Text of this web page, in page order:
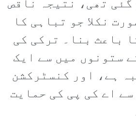
دی گئی تھی، نتیجہ ناقص
نکلا جو تباہی کا
باعث بنا۔ ترکی کی
ستونوں میں سے ایک
ہے، اور کنسٹرکشن
اے کی پی کی حمایت